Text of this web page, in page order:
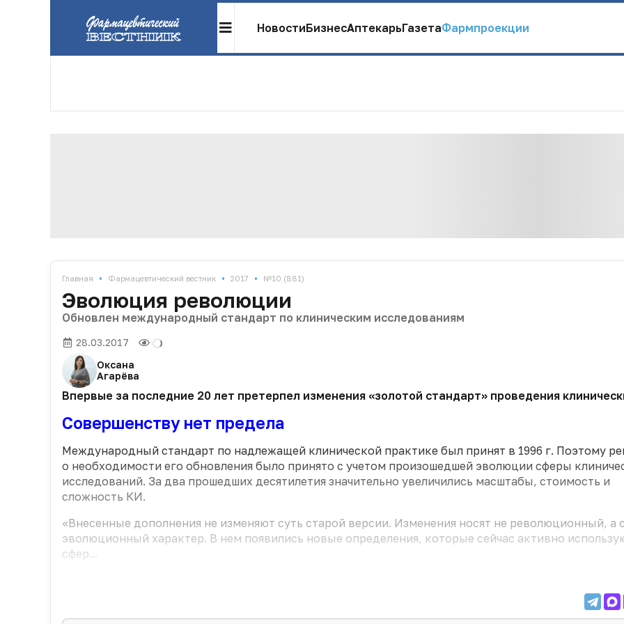
НовостиБизнесАптекарьГазетаФармпроекции
Главная • Фармацевтический вестник • 2017 • №10 (881)
Эволюция революции
Обновлен международный стандарт по клиническим исследованиям
28.03.2017
Оксана
Агарёва
Впервые за последние 20 лет претерпел изменения «золотой стандарт» проведения
Совершенству нет предела
Международный стандарт по надлежащей клинической практике был принят в 1996 г. Поэтому
о необходимости его обновления было принято с учетом произошедшей эволюции сферы
исследований. За два прошедших десятилетия значительно увеличились масштабы, стоимость и
сложность КИ.
«Внесенные дополнения не изменяют суть старой версии. Изменения носят не революционный, а
эволюционный характер. В нем появились новые определения, которые сейчас активно
сфер...